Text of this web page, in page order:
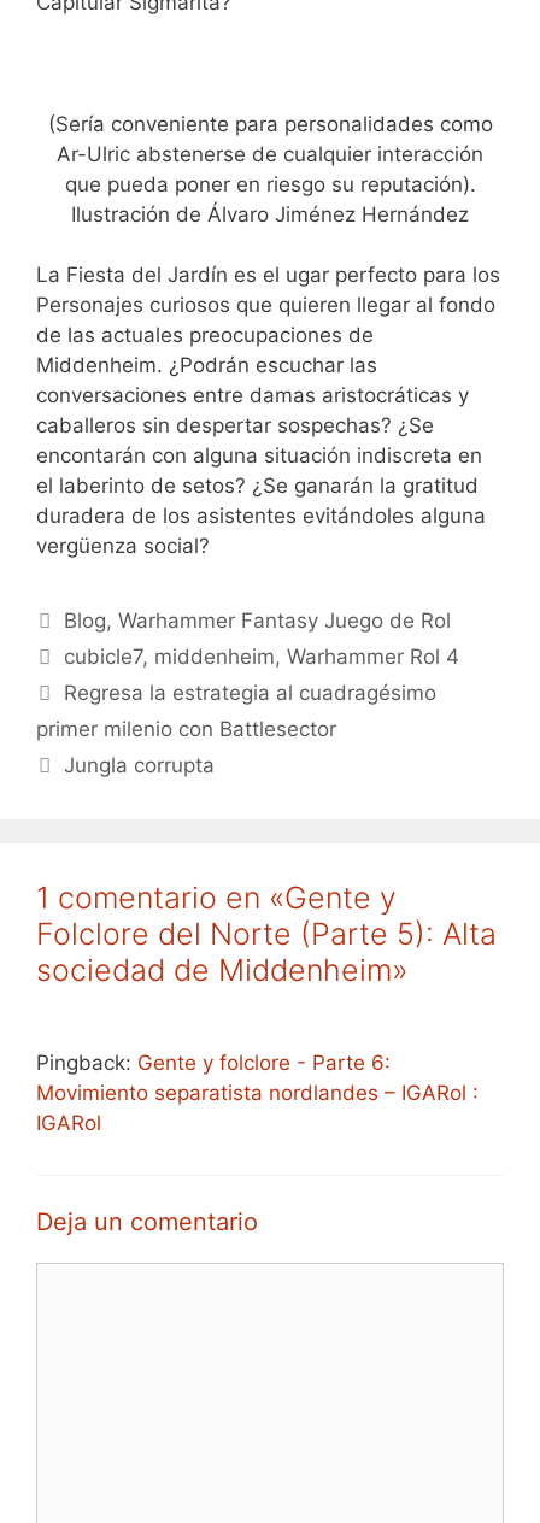
(Sería conveniente para personalidades como
Ar-Ulric abstenerse de cualquier interacción
que pueda poner en riesgo su reputación).
Ilustración de Álvaro Jiménez Hernández
La Fiesta del Jardín es el ugar perfecto para los
Personajes curiosos que quieren llegar al fondo
de las actuales preocupaciones de
Middenheim. ¿Podrán escuchar las
conversaciones entre damas aristocráticas y
caballeros sin despertar sospechas? ¿Se
encontarán con alguna situación indiscreta en
el laberinto de setos? ¿Se ganarán la gratitud
duradera de los asistentes evitándoles alguna
vergüenza social?
Categorías
Blog,Warhammer Fantasy Juego de Rol
Etiquetas
cubicle7, middenheim,Warhammer Rol 4
Regresa la estrategia al cuadragésimo
primer milenio con Battlesector
Jungla corrupta
1 comentario en «Gente y
Folclore del Norte (Parte 5): Alta
sociedad de Middenheim»
Pingback: Gente y folclore - Parte 6:
Movimiento separatista nordlandes – IGARol :
IGARol
Deja un comentario